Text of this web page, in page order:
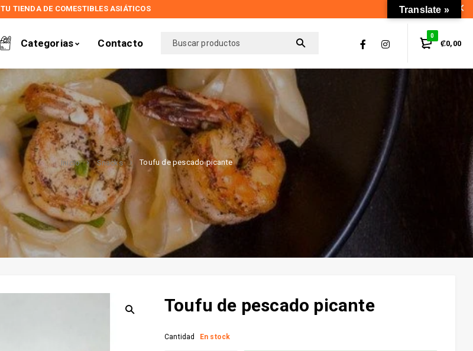
TU TIENDA DE COMESTIBLES ASIÁTICOS
Categorias Contacto
0
₡0,00
Inicio Snacks Toufu de pescado picante
Toufu de pescado picante
Cantidad En stock
Translate »